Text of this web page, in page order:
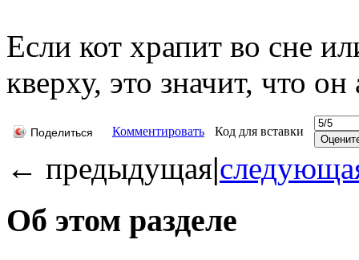
Если кот храпит во сне
кверху, это значит, что
Поделиться Комментировать Код для вставки
← предыдущая|
Об этом разделе